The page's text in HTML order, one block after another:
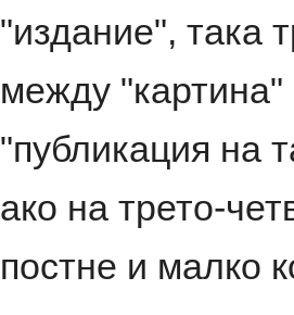
"издание", така
между "картина"
"публикация на
ако на трето-
постне и малко